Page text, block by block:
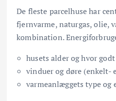
De fleste parcelhuse har
fjernvarme, naturgas, olie,
kombination.
husets alder og hvor
vinduer og døre (enkelt-
varmeanlæggets type og